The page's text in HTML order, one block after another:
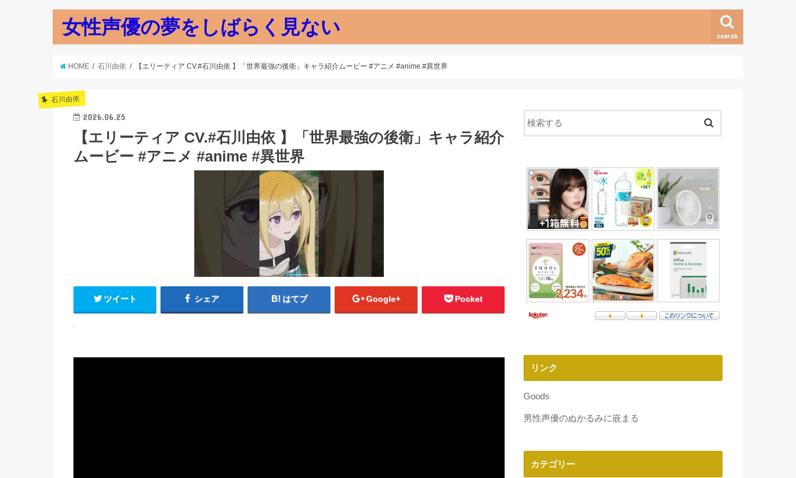
女性声優の夢をしばらく見ない search
HOME 石川由依 【エリーティア CV.#石川由依 】「世界最強の後衛」キャラ紹介ムービー #アニメ #anime #異世界
石川由依
2026.06.25
【エリーティア CV.#石川由依 】「世界最強の後衛」キャラ紹介
ムービー #アニメ #anime #異世界
ツイート シェア はてブ Google+ Pocket
リンク
Goods
男性声優のぬかるみに嵌まる
カテゴリー